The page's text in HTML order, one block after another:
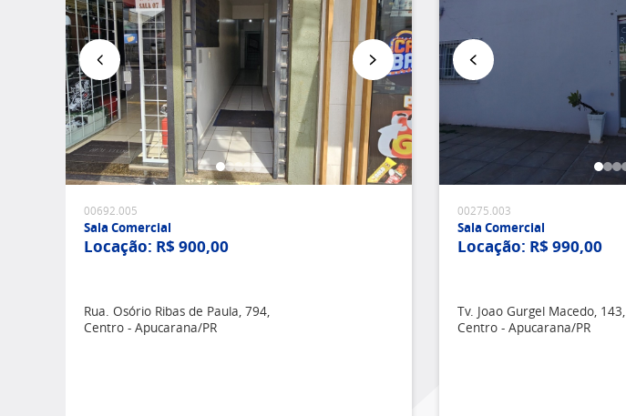
Favoritar
00692.005
Sala Comercial
Locação: R$ 900,00
Rua. Osório Ribas de Paula, 794,
Centro - Apucarana/PR
00275.003
Sala Comercial
Locação: R$ 990,00
Tv. Joao Gurgel Macedo, 143,
Centro - Apucarana/PR